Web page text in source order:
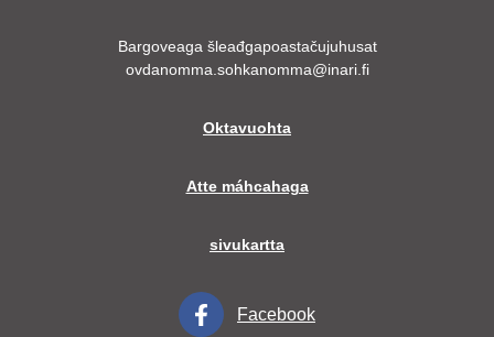
Bargoveaga šleađgapoastačujuhusat
ovdanomma.sohkanomma@inari.fi
Oktavuohta
Atte máhcahaga
sivukartta
Facebook